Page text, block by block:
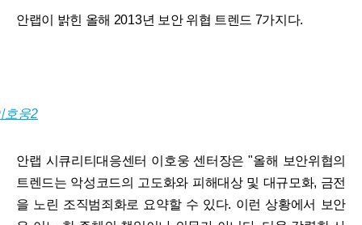
안랩이 밝힌 올해 2013년 보안 위협 트렌드 7가지다.
안랩 시큐리티대응센터 이호웅 센터장은 "올해 보안위협의
트렌드는 악성코드의 고도화와 피해대상 및 대규모화, 금전
을 노린 조직범죄화로 요약할 수 있다. 이런 상황에서 보안